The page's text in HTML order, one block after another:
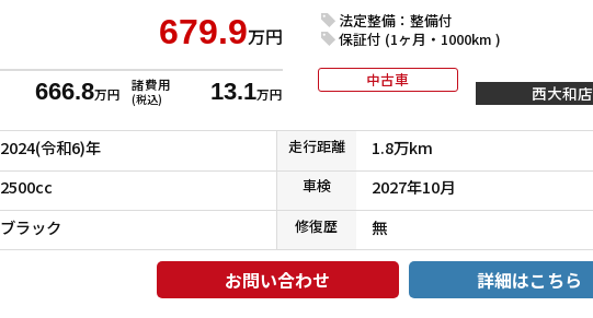
679.9万円
666.8万円
諸費用
(税込) 13.1万円
法定整備：整備付
保証付 (1ヶ月・1000km )
中古車
西大和店
2024(令和6)年 走行距離 1.8万km
2500cc 車検 2027年10月
ブラック 修復歴 無
お問い合わせ 詳細はこちら